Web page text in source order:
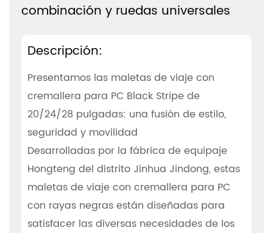
combinación y ruedas universales
Descripción:
Presentamos las maletas de viaje con
cremallera para PC Black Stripe de
20/24/28 pulgadas: una fusión de estilo,
seguridad y movilidad
Desarrolladas por la fábrica de equipaje
Hongteng del distrito Jinhua Jindong, estas
maletas de viaje con cremallera para PC
con rayas negras están diseñadas para
satisfacer las diversas necesidades de los